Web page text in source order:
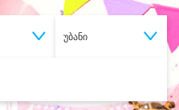
უბანი